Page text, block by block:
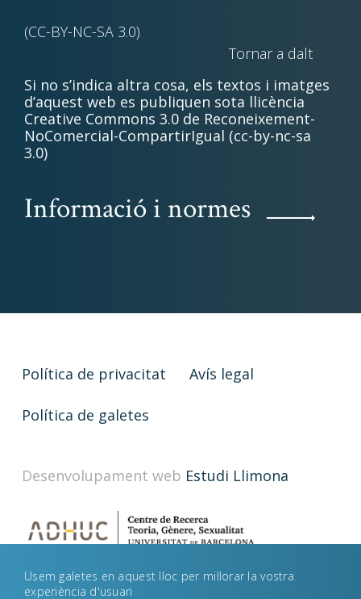
(CC-BY-NC-SA 3.0)
Tornar a dalt
Si no s’indica altra cosa, els textos i imatges
d’aquest web es publiquen sota llicència
Creative Commons 3.0 de Reconeixement-
NoComercial-CompartirIgual (cc-by-nc-sa
3.0)
Informació i normes
Política de privacitat Avís legal
Política de galetes
Desenvolupament web Estudi Llimona
Usem galetes en aquest lloc per millorar la vostra
experiència d'usuari